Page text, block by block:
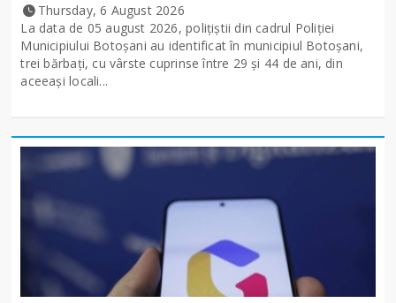
Thursday, 6 August 2026
La data de 05 august 2026, polițiștii din cadrul Poliției
Municipiului Botoșani au identificat în municipiul Botoșani,
trei bărbați, cu vârste cuprinse între 29 și 44 de ani, din
aceeași locali...